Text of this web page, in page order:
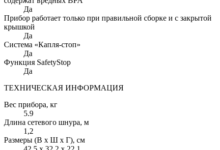
Да
Прибор работает только при правильной сборке и с закрытой
крышкой
Да
Система «Капля-стоп»
Да
Функция SafetyStop
Да
ТЕХНИЧЕСКАЯ ИНФОРМАЦИЯ
Вес прибора, кг
5.9
Длина сетевого шнура, м
1,2
Размеры (В х Ш х Г), см